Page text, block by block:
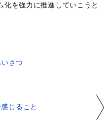
を強力に推進していこうと
さつ
じること